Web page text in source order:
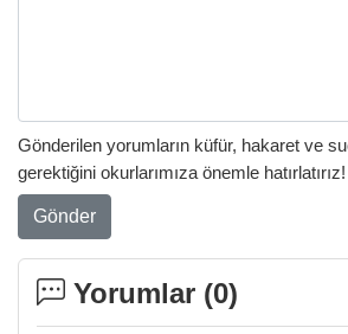
Gönderilen yorumların küfür, hakaret ve
gerektiğini okurlarımıza önemle hatırlatırız!
Gönder
Yorumlar (0)